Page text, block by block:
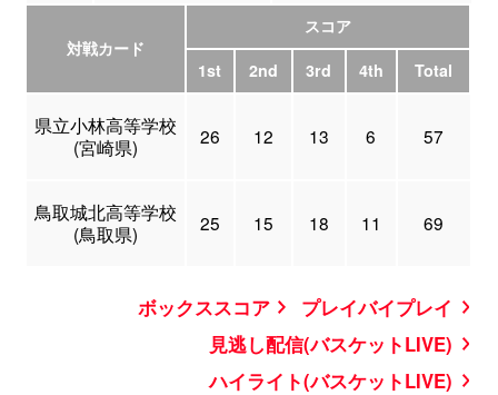
対戦カード
スコア
1st
2nd 3rd 4th Total
県立小林高等学校
(宮崎県)
26 12 13 6 57
鳥取城北高等学校
(鳥取県)
25 15 18 11 69
ボックススコア
プレイバイプレイ
見逃し配信(バスケットLIVE)
ハイライト(バスケットLIVE)